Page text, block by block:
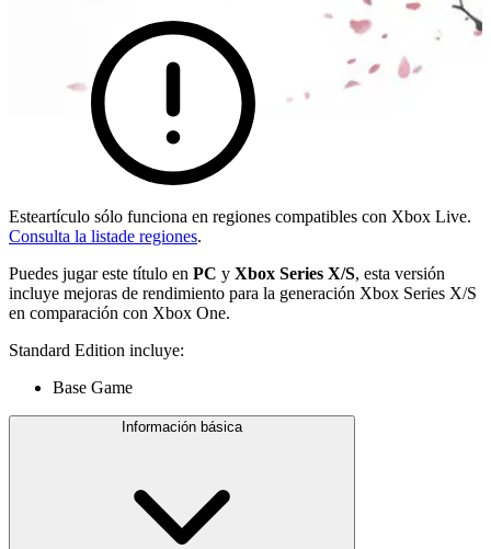
Esteartículo sólo funciona en regiones compatibles con Xbox Live.
Consulta la listade regiones.
Puedes jugar este título en PC y Xbox Series X/S, esta versión
incluye mejoras de rendimiento para la generación Xbox Series X/S
en comparación con Xbox One.
Standard Edition incluye:
Base Game
Información básica